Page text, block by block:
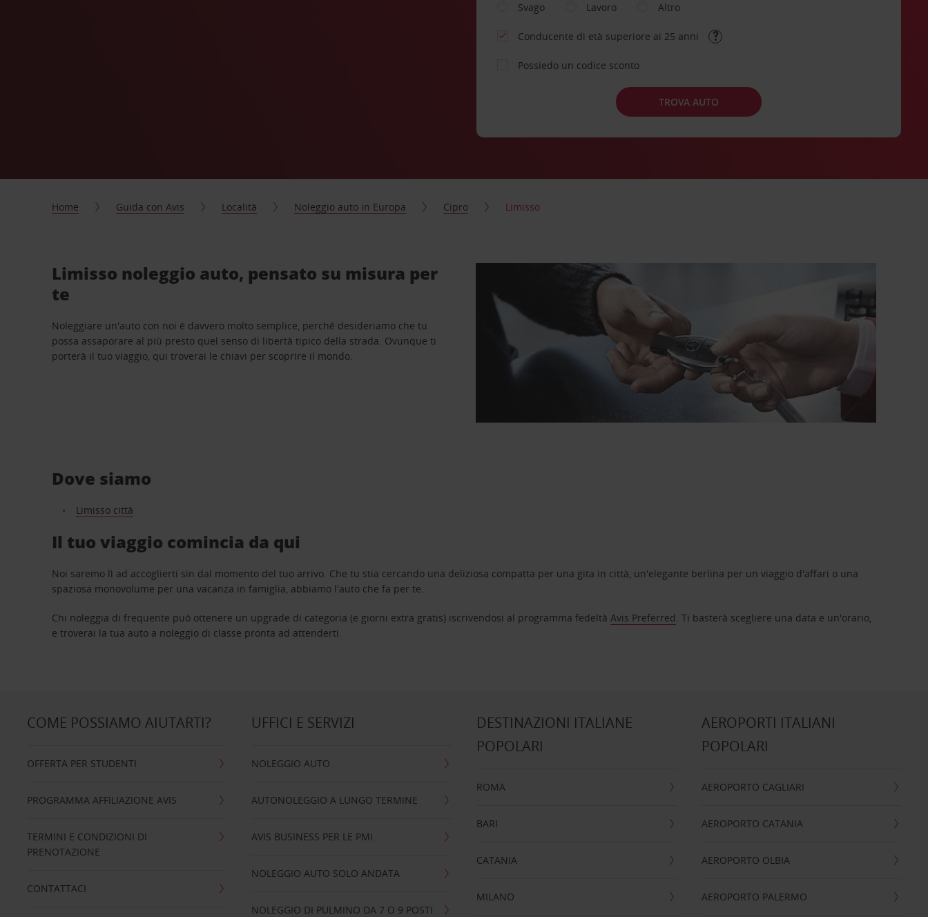
Svago
Lavoro Altro
Conducente di età superiore ai 25 anni
Possiedo un codice sconto
TROVA AUTO
Home Guida con Avis Località Noleggio auto in Europa Cipro Limisso
Limisso noleggio auto, pensato su misura per
te
Noleggiare un'auto con noi è davvero molto semplice, perché desideriamo che tu
possa assaporare al più presto quel senso di libertà tipico della strada. Ovunque ti
porterà il tuo viaggio, qui troverai le chiavi per scoprire il mondo.
Dove siamo
Limisso città
Il tuo viaggio comincia da qui
Noi saremo lì ad accoglierti sin dal momento del tuo arrivo. Che tu stia cercando una deliziosa compatta per una gita in città, un'elegante berlina per un viaggio d'affari o una
spaziosa monovolume per una vacanza in famiglia, abbiamo l'auto che fa per te.
Chi noleggia di frequente può ottenere un upgrade di categoria (e giorni extra gratis) iscrivendosi al programma fedeltàAvis Preferred. Ti basterà scegliere una data e un'orario,
e troverai la tua auto a noleggio di classe pronta ad attenderti.
COME POSSIAMO AIUTARTI?
OFFERTA PER STUDENTI
PROGRAMMA AFFILIAZIONE AVIS
TERMINI E CONDIZIONI DI
PRENOTAZIONE
CONTATTACI
UFFICI E SERVIZI
NOLEGGIO AUTO
AUTONOLEGGIO A LUNGO TERMINE
AVIS BUSINESS PER LE PMI
NOLEGGIO AUTO SOLO ANDATA
NOLEGGIO DI PULMINO DA 7 O 9 POSTI
DESTINAZIONI ITALIANE
POPOLARI
ROMA
BARI
CATANIA
MILANO
AEROPORTI ITALIANI
POPOLARI
AEROPORTO CAGLIARI
AEROPORTO CATANIA
AEROPORTO OLBIA
AEROPORTO PALERMO